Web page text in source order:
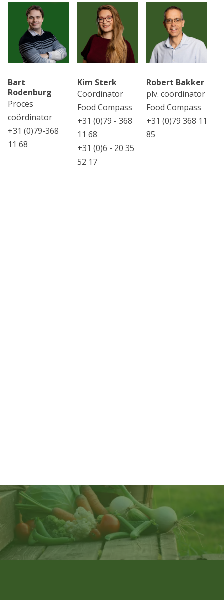
Bart
Rodenburg
Proces
coördinator
+31 (0)79-368
11 68
Kim Sterk
Coördinator
Food Compass
+31 (0)79 - 368
11 68
+31 (0)6 - 20 35
52 17
Robert Bakker
plv. coördinator
Food Compass
+31 (0)79 368 11
85